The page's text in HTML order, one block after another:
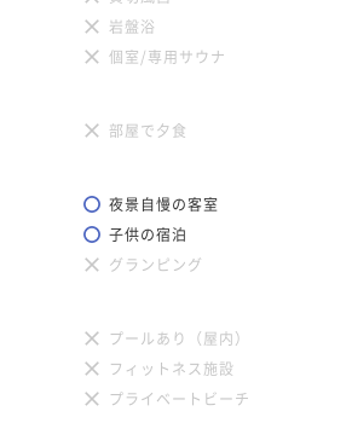
岩盤浴
個室/専用サウナ
部屋で夕食
夜景自慢の客室
子供の宿泊
グランピング
プールあり（屋内）
フィットネス施設
プライベートビーチ